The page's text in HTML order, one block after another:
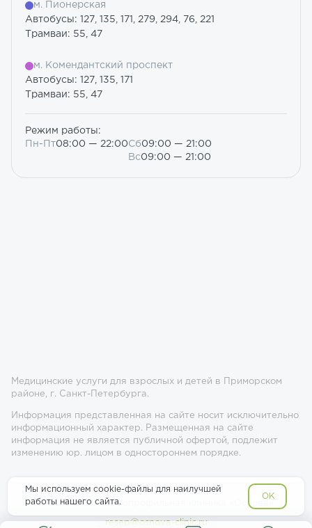
м. Пионерская
Автобусы: 127, 135, 171, 279, 294, 76, 221
Трамваи: 55, 47
м. Комендантский проспект
Автобусы: 127, 135, 171
Трамваи: 55, 47
Режим работы:
Пн-Пт08:00 — 22:00Сб09:00 — 21:00
Вс09:00 — 21:00
Медицинские услуги для взрослых и детей в Приморском
районе, г. Санкт-Петербурга.
Информация представленная на сайте носит исключительно
информационный характер. Размещенная на сайте
информация не является публичной офертой, подлежит
изменению юр. лицом в одностороннем порядке.
© 2017-2026 Многопрофильная клиника «Основа»
resep@osnova-clinic.ru
Мы используем cookie-файлы для наилучшей
работы нашего сайта.
OK